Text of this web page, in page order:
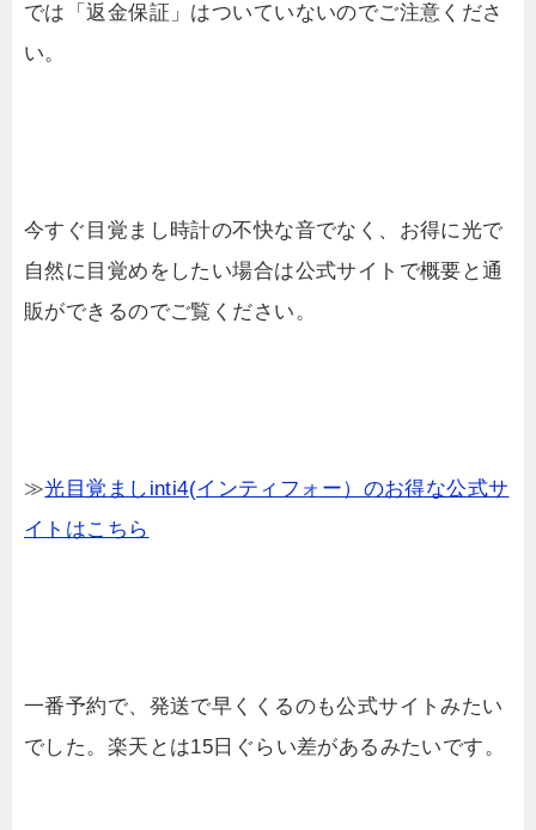
では「返金保証」はついていないのでご注意くださ
い。
今すぐ目覚まし時計の不快な音でなく、お得に光で
自然に目覚めをしたい場合は公式サイトで概要と通
販ができるのでご覧ください。
≫光目覚ましinti4(インティフォー）のお得な公式サ
イトはこちら
一番予約で、発送で早くくるのも公式サイトみたい
でした。楽天とは15日ぐらい差があるみたいです。